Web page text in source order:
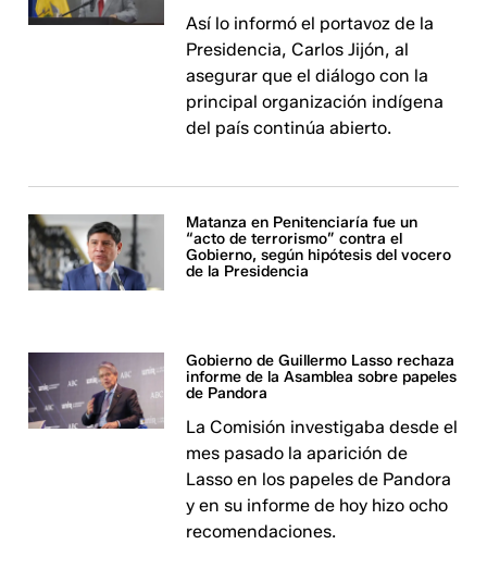
Así lo informó el portavoz de la
Presidencia, Carlos Jijón, al
asegurar que el diálogo con la
principal organización indígena
del país continúa abierto.
Matanza en Penitenciaría fue un
“acto de terrorismo” contra el
Gobierno, según hipótesis del vocero
de la Presidencia
Gobierno de Guillermo Lasso rechaza
informe de la Asamblea sobre papeles
de Pandora
La Comisión investigaba desde el
mes pasado la aparición de
Lasso en los papeles de Pandora
y en su informe de hoy hizo ocho
recomendaciones.